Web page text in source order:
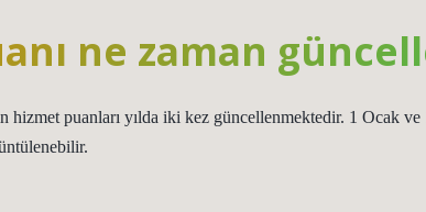
ne zaman
hizmet puanları yılda iki kez güncellenmektedir. 1 Ocak